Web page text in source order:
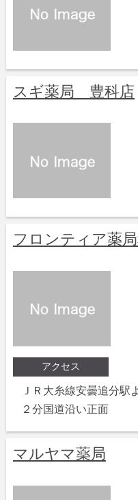
スギ薬局 豊科店
フロンティア薬
アクセス
ＪＲ大糸線安曇追分駅
２分国道沿い正面
マルヤマ薬局